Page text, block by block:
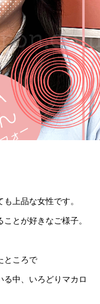
上品な女性です。
とが好きなご様子。
ところで
る中、いろどりマカロ